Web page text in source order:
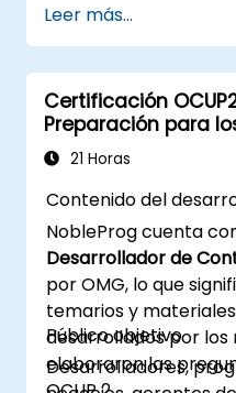
organizarlo.
Leer más...
Certificación
Preparación para
21 Horas
Contenido del
NobleProg cuenta
Desarrollador de
por OMG, lo que
temarios y
desarrollados por los
elaboraron las
Público objetivo
Desarrolladores,